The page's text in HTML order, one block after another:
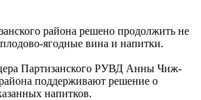
района решено продолжить не
ягодные вина и напитки.
Партизанского РУВД Анны Чиж-
поддерживают решение о
напитков.